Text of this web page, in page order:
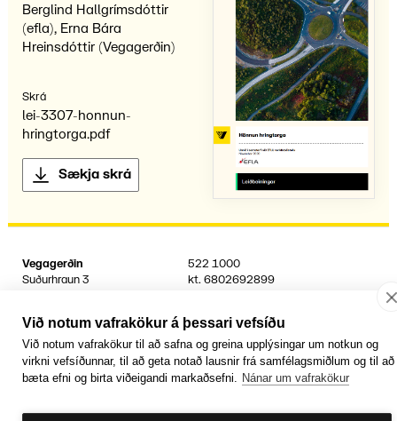
Berglind Hallgrímsdóttir
(efla), Erna Bára
Hreinsdóttir (Vegagerðin)
Skrá
lei-3307-honnun-
hringtorga.pdf
Sækja skrá
Vegagerðin
Suðurhraun 3
522 1000
kt.6802692899
Laus störf
Persónuvernd og öryggi gagna
Hafa samband
Rafrænir reikningar
Facebook
YouTube
Við notum vafrakökur á þessari vefsíðu
Við notum vafrakökur til að safna og greina upplýsingar um notkun og
virkni vefsíðunnar, til að geta notað lausnir frá samfélagsmiðlum og til að
bæta efni og birta viðeigandi markaðsefni. Nánar um vafrakökur